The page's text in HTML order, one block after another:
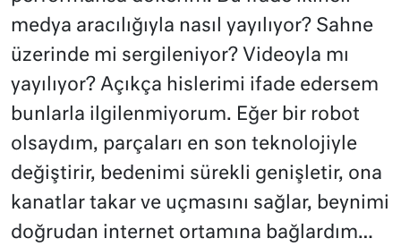
medya aracılığıyla nasıl yayılıyor? Sahne
üzerinde mi sergileniyor? Videoyla mı
yayılıyor? Açıkça hislerimi ifade edersem
bunlarla ilgilenmiyorum. Eğer bir robot
olsaydım, parçaları en son teknolojiyle
değiştirir, bedenimi sürekli genişletir, ona
kanatlar takar ve uçmasını sağlar, beynimi
doğrudan internet ortamına bağlardım…